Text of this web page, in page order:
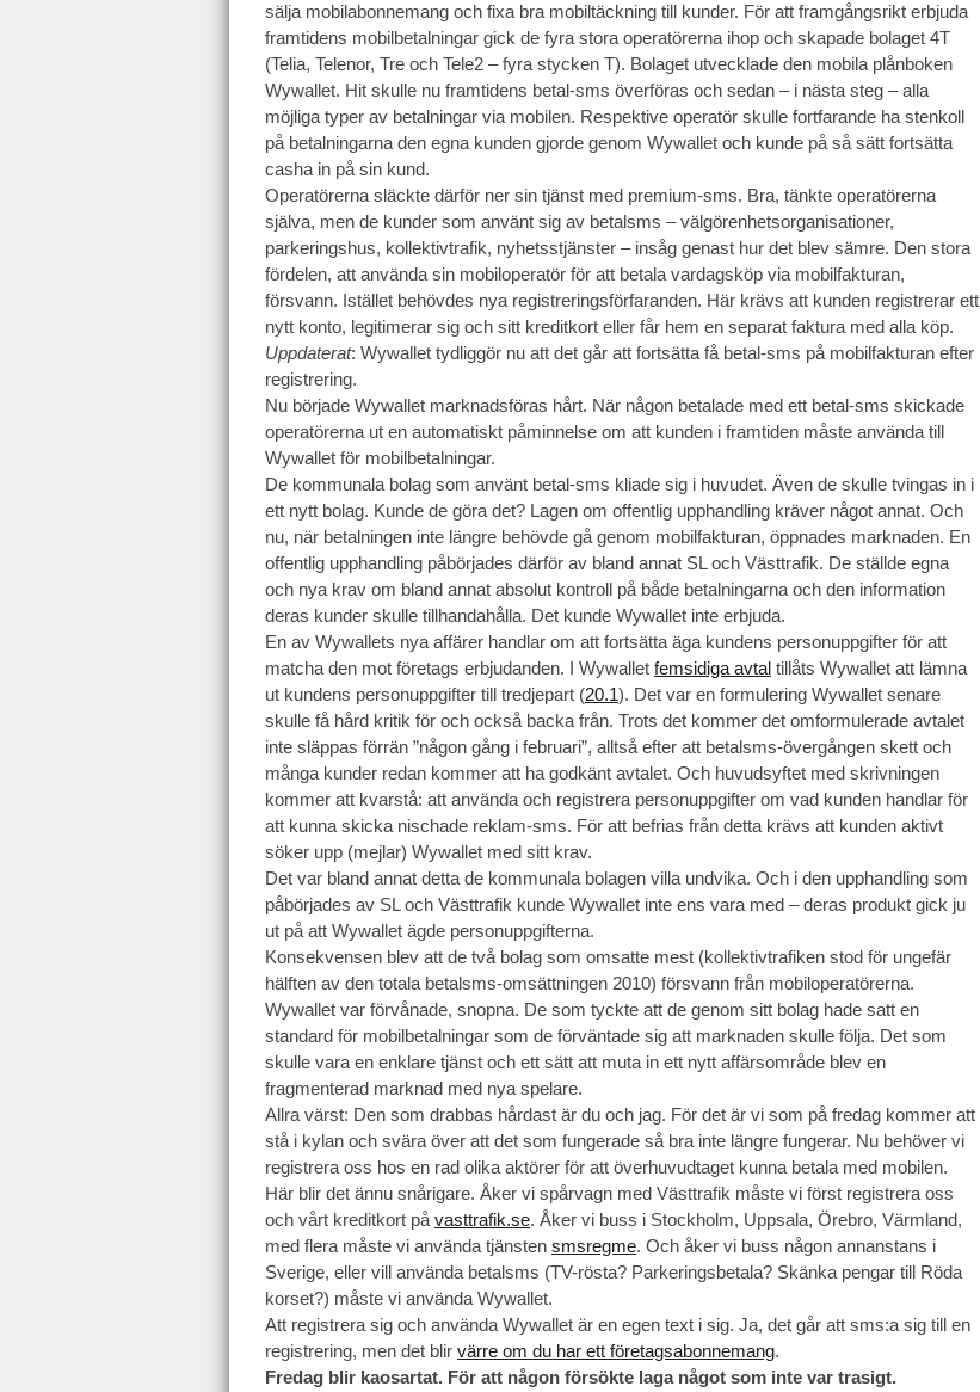
sälja mobilabonnemang och fixa bra mobiltäckning till kunder. För att framgångsrikt erbjuda
framtidens mobilbetalningar gick de fyra stora operatörerna ihop och skapade bolaget 4T
(Telia, Telenor, Tre och Tele2 – fyra stycken T). Bolaget utvecklade den mobila plånboken
Wywallet. Hit skulle nu framtidens betal-sms överföras och sedan – i nästa steg – alla
möjliga typer av betalningar via mobilen. Respektive operatör skulle fortfarande ha stenkoll
på betalningarna den egna kunden gjorde genom Wywallet och kunde på så sätt fortsätta
casha in på sin kund.
Operatörerna släckte därför ner sin tjänst med premium-sms. Bra, tänkte operatörerna
själva, men de kunder som använt sig av betalsms – välgörenhetsorganisationer,
parkeringshus, kollektivtrafik, nyhetsstjänster – insåg genast hur det blev sämre. Den stora
fördelen, att använda sin mobiloperatör för att betala vardagsköp via mobilfakturan,
försvann. Istället behövdes nya registreringsförfaranden. Här krävs att kunden registrerar ett
nytt konto, legitimerar sig och sitt kreditkort eller får hem en separat faktura med alla köp.
Uppdaterat: Wywallet tydliggör nu att det går att fortsätta få betal-sms på mobilfakturan efter
registrering.
Nu började Wywallet marknadsföras hårt. När någon betalade med ett betal-sms skickade
operatörerna ut en automatiskt påminnelse om att kunden i framtiden måste använda till
Wywallet för mobilbetalningar.
De kommunala bolag som använt betal-sms kliade sig i huvudet. Även de skulle tvingas in i
ett nytt bolag. Kunde de göra det? Lagen om offentlig upphandling kräver något annat. Och
nu, när betalningen inte längre behövde gå genom mobilfakturan, öppnades marknaden. En
offentlig upphandling påbörjades därför av bland annat SL och Västtrafik. De ställde egna
och nya krav om bland annat absolut kontroll på både betalningarna och den information
deras kunder skulle tillhandahålla. Det kunde Wywallet inte erbjuda.
En av Wywallets nya affärer handlar om att fortsätta äga kundens personuppgifter för att
matcha den mot företags erbjudanden. I Wywallet femsidiga avtal tillåts Wywallet att lämna
ut kundens personuppgifter till tredjepart (20.1). Det var en formulering Wywallet senare
skulle få hård kritik för och också backa från. Trots det kommer det omformulerade avtalet
inte släppas förrän ”någon gång i februari”, alltså efter att betalsms-övergången skett och
många kunder redan kommer att ha godkänt avtalet. Och huvudsyftet med skrivningen
kommer att kvarstå: att använda och registrera personuppgifter om vad kunden handlar för
att kunna skicka nischade reklam-sms. För att befrias från detta krävs att kunden aktivt
söker upp (mejlar) Wywallet med sitt krav.
Det var bland annat detta de kommunala bolagen villa undvika. Och i den upphandling som
påbörjades av SL och Västtrafik kunde Wywallet inte ens vara med – deras produkt gick ju
ut på att Wywallet ägde personuppgifterna.
Konsekvensen blev att de två bolag som omsatte mest (kollektivtrafiken stod för ungefär
hälften av den totala betalsms-omsättningen 2010) försvann från mobiloperatörerna.
Wywallet var förvånade, snopna. De som tyckte att de genom sitt bolag hade satt en
standard för mobilbetalningar som de förväntade sig att marknaden skulle följa. Det som
skulle vara en enklare tjänst och ett sätt att muta in ett nytt affärsområde blev en
fragmenterad marknad med nya spelare.
Allra värst: Den som drabbas hårdast är du och jag. För det är vi som på fredag kommer att
stå i kylan och svära över att det som fungerade så bra inte längre fungerar. Nu behöver vi
registrera oss hos en rad olika aktörer för att överhuvudtaget kunna betala med mobilen.
Här blir det ännu snårigare. Åker vi spårvagn med Västtrafik måste vi först registrera oss
och vårt kreditkort på vasttrafik.se. Åker vi buss i Stockholm, Uppsala, Örebro, Värmland,
med flera måste vi använda tjänsten smsregme. Och åker vi buss någon annanstans i
Sverige, eller vill använda betalsms (TV-rösta? Parkeringsbetala? Skänka pengar till Röda
korset?) måste vi använda Wywallet.
Att registrera sig och använda Wywallet är en egen text i sig. Ja, det går att sms:a sig till en
registrering, men det blir värre om du har ett företagsabonnemang.
Fredag blir kaosartat. För att någon försökte laga något som inte var trasigt.